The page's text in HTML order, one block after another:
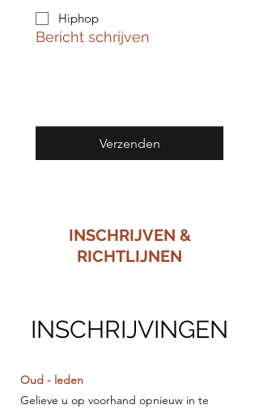
Hiphop
Bericht schrijven
Verzenden
INSCHRIJVEN &
RICHTLIJNEN
INSCHRIJVINGEN
Oud - leden
Gelieve u op voorhand opnieuw in te